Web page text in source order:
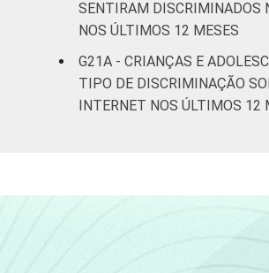
SENTIRAM DISCRIMINADOS
NOS ÚLTIMOS 12 MESES
G21A - CRIANÇAS E
TIPO DE DISCRIMINAÇÃO
INTERNET NOS ÚLTIMOS 12